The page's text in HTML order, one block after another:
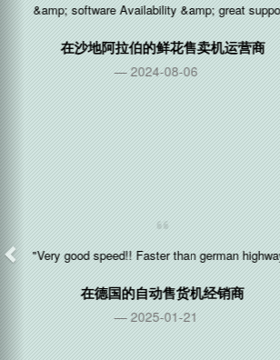
really appreciate it"
在美国的需年龄验证的售货机
2024-03-27
"very nice - working! :)"
在瑞典的系统集成商
2024-03-13